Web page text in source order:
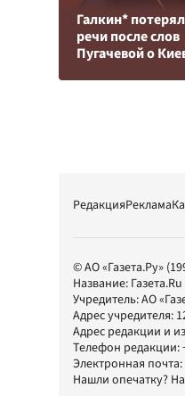
Галкин*
речи после слов
Пугачевой о
РедакцияРеклама
© АО «Газета.Ру»
Название: Газета.Ru
Учредитель:АО
Адрес учредителя:
Адрес редакции и
Телефон редакции:
Электронная почта:
Нашли опечатку?